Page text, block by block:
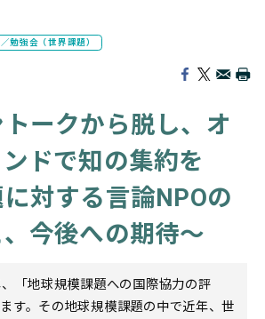
勉強会（世界課題）
ークから脱し、オ
ドで知の集約を
対する言論NPOの
今後への期待～
「地球規模課題への国際協力の評
す。その地球規模課題の中で近年、世